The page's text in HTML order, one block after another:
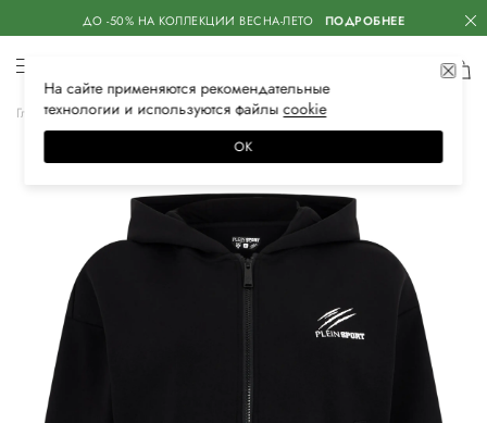
ДО -50% НА КОЛЛЕКЦИИ ВЕСНА-ЛЕТО ПОДРОБНЕЕ
Главная Женская Одежда Спортивная одежда
На сайте применяются рекомендательные
технологии и используются файлысооkiе
ОК